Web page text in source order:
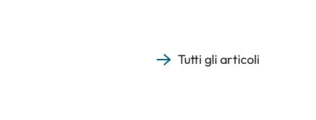
Tutti gli articoli